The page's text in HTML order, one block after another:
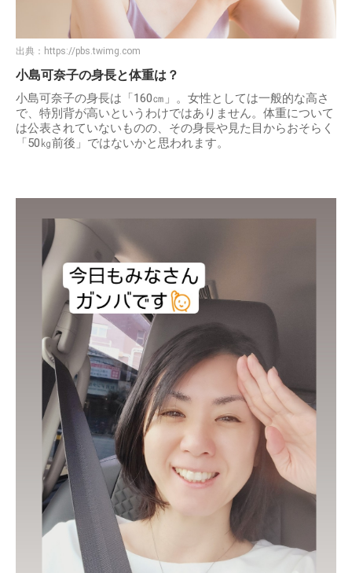
出典： https://pbs.twimg.com
小島可奈子の身長と体重は？
小島可奈子の身長は「160㎝」。女性としては一般的な高さ
で、特別背が高いというわけではありません。体重について
は公表されていないものの、その身長や見た目からおそらく
「50㎏前後」ではないかと思われます。